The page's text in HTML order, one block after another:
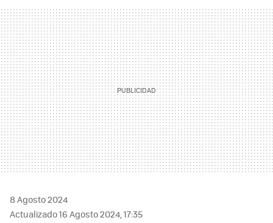
MAIL
8 Agosto 2024
Actualizado 16 Agosto 2024, 17:35